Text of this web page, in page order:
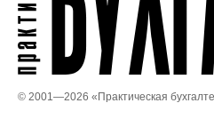
© 2001—2026 «Практическая